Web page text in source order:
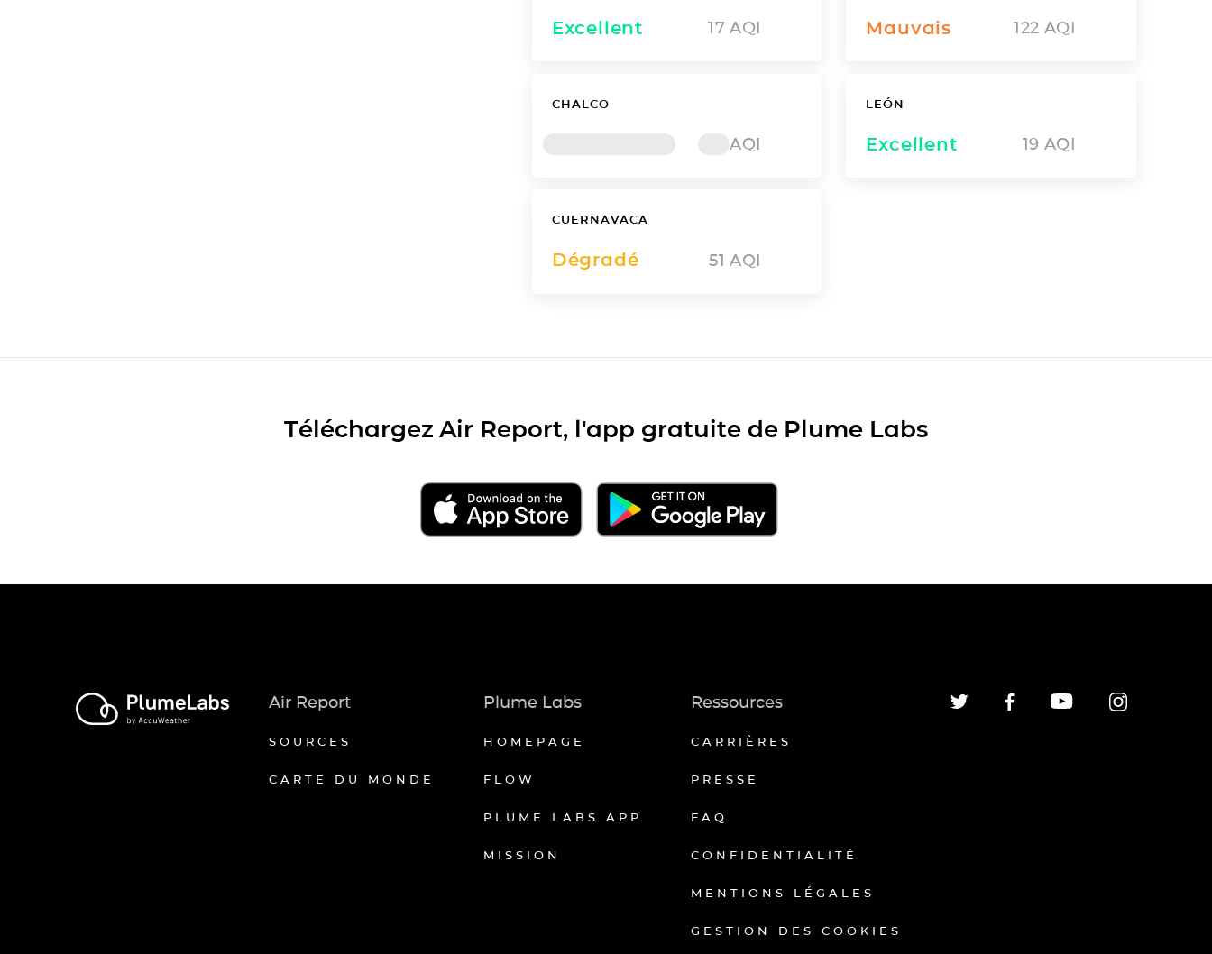
Excellent 17 AQI Mauvais 122 AQI
CHALCO
AQI
LEÓN
Excellent 19 AQI
CUERNAVACA
Dégradé 51 AQI
Téléchargez Air Report, l'app gratuite de Plume Labs
Air Report
SOURCES
CARTE DU MONDE
Plume Labs
HOMEPAGE
FLOW
PLUME LABS APP
MISSION
Ressources
CARRIÈRES
PRESSE
FAQ
CONFIDENTIALITÉ
MENTIONS LÉGALES
GESTION DES COOKIES